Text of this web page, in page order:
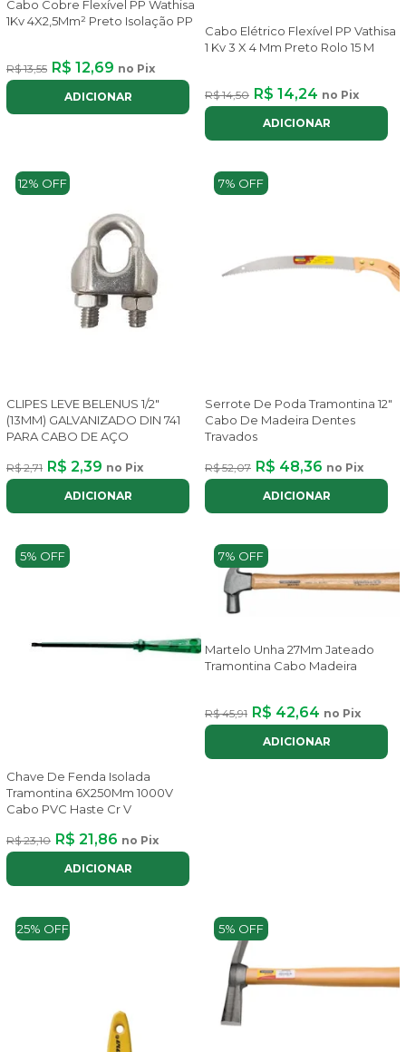
Cabo Cobre Flexível PP Wathisa
1Kv 4X2,5Mm² Preto Isolação PP
R$ 13,55 R$ 12,69 no Pix
ADICIONAR
Cabo Elétrico Flexível PP Vathisa
1 Kv 3 X 4 Mm Preto Rolo 15 M
R$ 14,50 R$ 14,24 no Pix
ADICIONAR
12% OFF
CLIPES LEVE BELENUS 1/2"
(13MM) GALVANIZADO DIN 741
PARA CABO DE AÇO
R$ 2,71 R$ 2,39 no Pix
ADICIONAR
7% OFF
Serrote De Poda Tramontina 12"
Cabo De Madeira Dentes
Travados
R$ 52,07 R$ 48,36 no Pix
ADICIONAR
5% OFF
Chave De Fenda Isolada
Tramontina 6X250Mm 1000V
Cabo PVC Haste Cr V
R$ 23,10 R$ 21,86 no Pix
ADICIONAR
7% OFF
Martelo Unha 27Mm Jateado
Tramontina Cabo Madeira
R$ 45,91 R$ 42,64 no Pix
ADICIONAR
25% OFF 5% OFF